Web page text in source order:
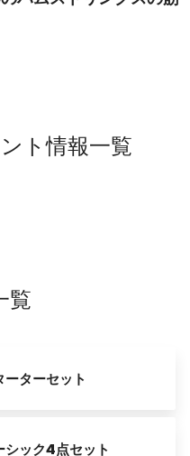
ト情報一覧
覧
ターセット
ック4点セット